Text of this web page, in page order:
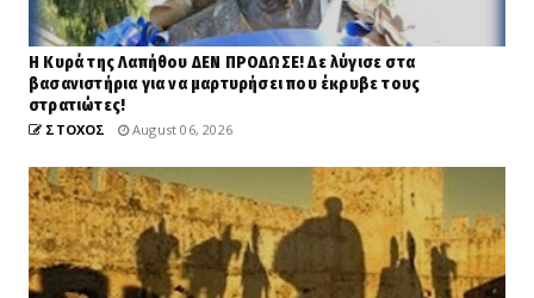
Η Κυρά της Λαπήθου ΔΕΝ ΠΡΟΔΩΣΕ! Δε λύγισε στα
βασανιστήρια για να μαρτυρήσει που έκρυβε τους
στρατιώτες!
ΣΤΟΧΟΣ August 06, 2026